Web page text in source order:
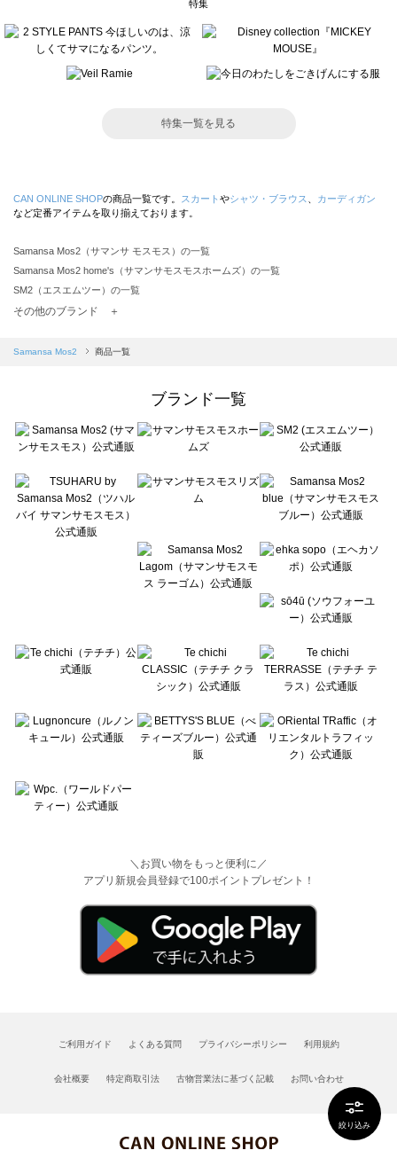
絞り込み
特集
特集一覧を見る
CAN ONLINE SHOPの商品一覧です。 スカート やシャツ・ブラウス
カーディガン
など定番アイテムを取り揃えております。
Samansa Mos2（サマンサ モスモス）の一覧
Samansa Mos2 home's（サマンサモスモスホームズ）の一覧
SM2（エスエムツー）の一覧
TSUHARU by Samansa Mos2（ツハルバイサマンサモスモス）の一覧
Samansa Mos2 blue（サマンサモスモス ブルー）の一覧
Te chichi（テチチ）の一覧
Te chichi CLASSIC（テチチ クラシック）の一覧
Lugnoncure（ルノンキュール）の一覧
BETTY'S BLUE（べティーズブルー）の一覧
Wpc.（ワールドパーティー）の一覧
その他のブランド ＋
Samansa Mos2 商品一覧
ブランド一覧
＼お買い物をもっと便利に／
アプリ新規会員登録で100ポイントプレゼント！
ご利用ガイド よくある質問 プライバシーポリシー 利用規約
会社概要 特定商取引法 古物営業法に基づく記載 お問い合わせ